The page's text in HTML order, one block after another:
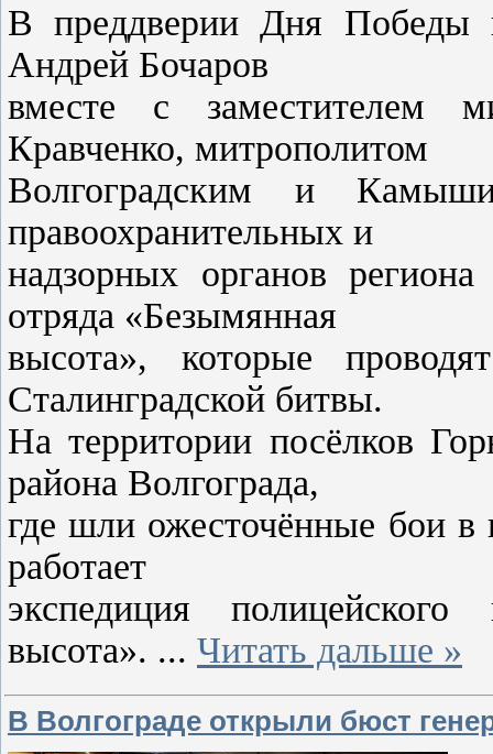
В преддверии Дня Победы
Андрей Бочаров
вместе с заместителем
Кравченко, митрополитом
Волгоградским и
правоохранительных и
надзорных органов
отряда «Безымянная
высота», которые
Сталинградской битвы.
На территории посёлков
района Волгограда,
где шли ожесточённые бои
работает
экспедиция
высота». ... Читать дальше »
В Волгограде открыли бюст